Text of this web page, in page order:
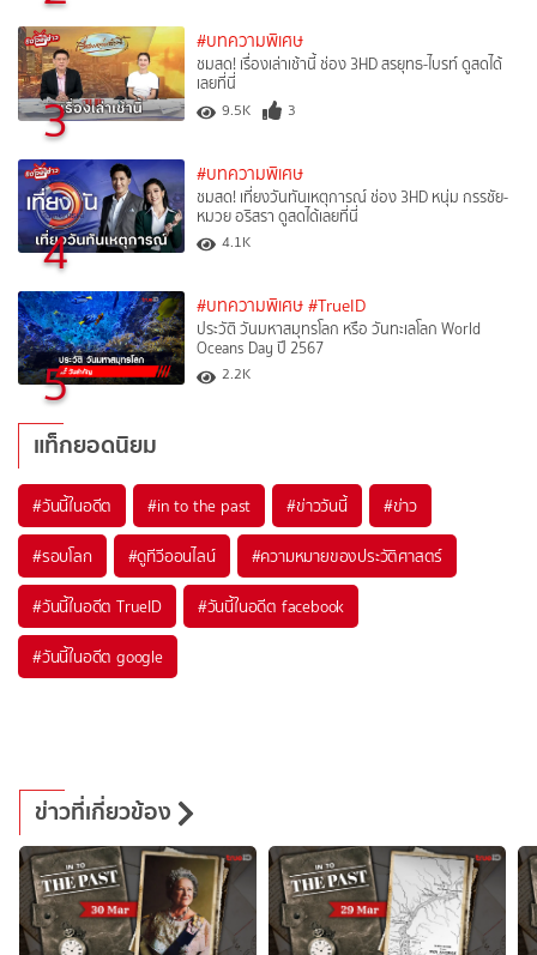
3
#บทความพิเศษ
ชมสด! เรื่องเล่าเช้านี้ ช่อง 3HD สรยุทธ-ไบรท์ ดูสดได้
เลยที่นี่
9.5K 3
4
#บทความพิเศษ
ชมสด! เที่ยงวันทันเหตุการณ์ ช่อง 3HD หนุ่ม กรรชัย-
หมวย อริสรา ดูสดได้เลยที่นี่
4.1K
5
#บทความพิเศษ #TrueID
ประวัติ วันมหาสมุทรโลก หรือ วันทะเลโลก World
Oceans Day ปี 2567
2.2K
แท็กยอดนิยม
#วันนี้ในอดีต #in to the past #ข่าววันนี้ #ข่าว
#รอบโลก #ดูทีวีออนไลน์ #ความหมายของประวัติศาสตร์
#วันนี้ในอดีต TrueID #วันนี้ในอดีต facebook
#วันนี้ในอดีต google
ข่าวที่เกี่ยวข้อง